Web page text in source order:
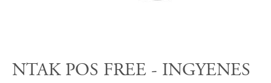
NTAK POS FREE - INGYENES